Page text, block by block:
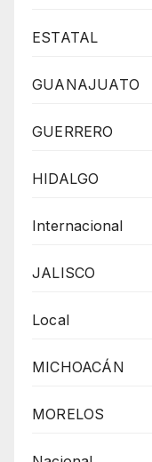
ESTATAL
GUANAJUATO
GUERRERO
HIDALGO
Internacional
JALISCO
Local
MICHOACÁN
MORELOS